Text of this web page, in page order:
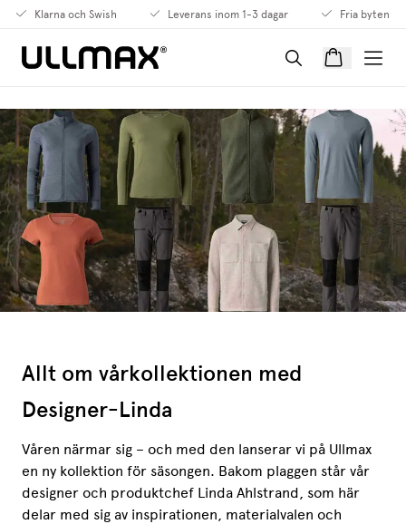
Klarna och Swish Leverans inom 1-3 dagar Fria byten
Allt om vårkollektionen med
Designer-Linda
Våren närmar sig – och med den lanserar vi på Ullmax
en ny kollektion för säsongen. Bakom plaggen står vår
designer och produktchef Linda Ahlstrand, som här
delar med sig av inspirationen, materialvalen och